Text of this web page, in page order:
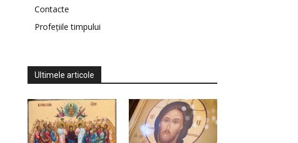
Contacte
Profețiile timpului
Ultimele articole